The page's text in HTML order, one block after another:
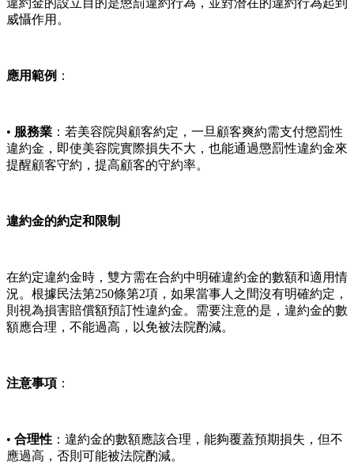
威懾作用。
應用範例 ：
• 服務業 ：若美容院與顧客約定，一旦顧客爽約需支付懲罰性
違約金，即使美容院實際損失不大，也能通過懲罰性違約金來
提醒顧客守約，提高顧客的守約率。
違約金的約定和限制
在約定違約金時，雙方需在合約中明確違約金的數額和適用情
況。根據民法第250條第2項，如果當事人之間沒有明確約定，
則視為損害賠償額預訂性違約金。需要注意的是，違約金的數
額應合理，不能過高，以免被法院酌減。
注意事項 ：
• 合理性 ：違約金的數額應該合理，能夠覆蓋預期損失，但不
應過高，否則可能被法院酌減。